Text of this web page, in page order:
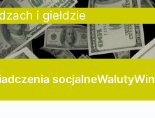
i giełdzie
socjalneWaluty